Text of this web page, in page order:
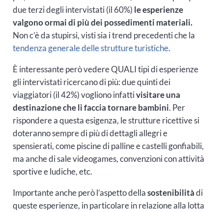
due terzi degli intervistati (il 60%) le esperienze
valgono ormai di più dei possedimenti materiali.
Non c’è da stupirsi, visti sia i trend precedenti che la
tendenza generale delle strutture turistiche.
È interessante però vedere QUALI tipi di esperienze
gli intervistati ricercano di più: due quinti dei
viaggiatori (il 42%) vogliono infattivisitare una
destinazione che li faccia tornare bambini. Per
rispondere a questa esigenza, le strutture ricettive si
doteranno sempre di più di dettagli allegri e
spensierati, come piscine di palline e castelli gonfiabili,
ma anche di sale videogames, convenzioni con attività
sportive e ludiche, etc.
Importante anche però l’aspetto dellasostenibilitàdi
queste esperienze, in particolare in relazione alla lotta